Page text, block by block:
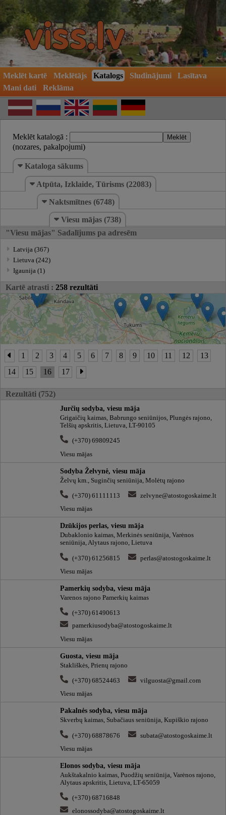
Meklēt kartē Meklētājs Katalogs Sludinājumi
Lasītava
Mani dati
Reklāma
Meklēt katalogā :
(nozares, pakalpojumi)
Kataloga sākums
Atpūta, Izklaide, Tūrisms (22083)
Naktsmītnes (6748)
Viesu mājas (738)
"Viesu mājas" Sadalījums pa adresēm
Latvija (367)
Lietuva (242)
Igaunija (1)
Kartē atrasti : 258 rezultāti
1 2 3 4 5 6 7 8 9 10 11 12
13
14
15 16 17
Rezultāti (752)
Jurčių sodyba, viesu māja
Grigaičių kaimas, Babrungo seniūnijos, Plungės rajono,
Telšių apskritis, Lietuva, LT-90105
(+370) 69809245
Viesu mājas
Sodyba Želvynė, viesu māja
Želvų km., Suginčių seniūnija, Molėtų rajono
(+370) 61111113
zelvyne@atostogoskaime.lt
Viesu mājas
Dzūkijos perlas, viesu māja
Dubaklonio kaimas, Merkinės seniūnija, Varėnos
seniūnija, Alytaus rajono, Lietuva
(+370) 61256815
perlas@atostogoskaime.lt
Viesu mājas
Pamerkių sodyba, viesu māja
Varenos rajono Pamerkių kaimas
(+370) 61490613
pamerkiusodyba@atostogoskaime.lt
Viesu mājas
Guosta, viesu māja
Stakliškės, Prienų rajono
(+370) 68524463
vilguosta@gmail.com
Viesu mājas
Pakalnės sodyba, viesu māja
Skverbų kaimas, Subačiaus seniūnija, Kupiškio rajono
(+370) 68878676
subata@atostogoskaime.lt
Viesu mājas
Elonos sodyba, viesu māja
Aukštakalnio kaimas, Puodžių seniūnija, Varėnos rajono,
Alytaus apskritis, Lietuva, LT-65059
(+370) 68716848
elonossodyba@atostogoskaime.lt